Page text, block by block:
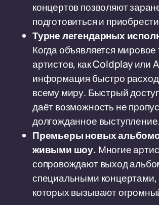
концертов позволяют
подготовиться и
Турне легендарных
Когда объявляется мировое
артистов, как Coldplay или
информация быстро
всему миру. Быстрый
даёт возможность не
долгожданное выступление.
Премьеры новых
живыми шоу. Многие
сопровождают выход
специальными
которых вызывают